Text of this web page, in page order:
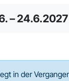
– 24.6.2027
2022
in der